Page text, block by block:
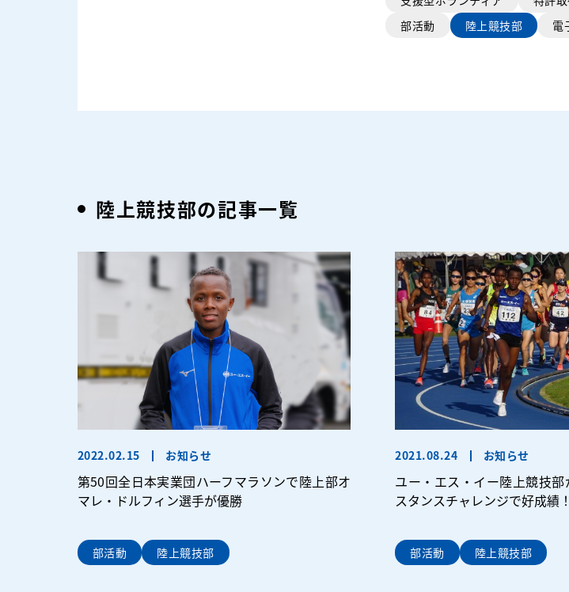
部活動
陸上競技部 電
陸上競技部の記事一覧
2022.02.15 お知らせ
第50回全日本実業団ハーフマラソンで陸上部オ
マレ・ドルフィン選手が優勝
部活動 陸上競技部
2021.08.24 お知らせ
ユー・エス・イー陸上競技部
スタンスチャレンジで好成績！
部活動 陸上競技部